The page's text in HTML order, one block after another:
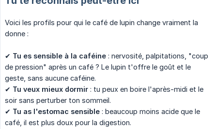
Voici les profils pour qui le café de lupin change vraiment la
donne :
✔ Tu es sensible à la caféine : nervosité, palpitations, "coup
de pression" après un café ? Le lupin t'offre le goût et le
geste, sans aucune caféine.
✔ Tu veux mieux dormir : tu peux en boire l'après-midi et le
soir sans perturber ton sommeil.
✔ Tu as l'estomac sensible : beaucoup moins acide que le
café, il est plus doux pour la digestion.